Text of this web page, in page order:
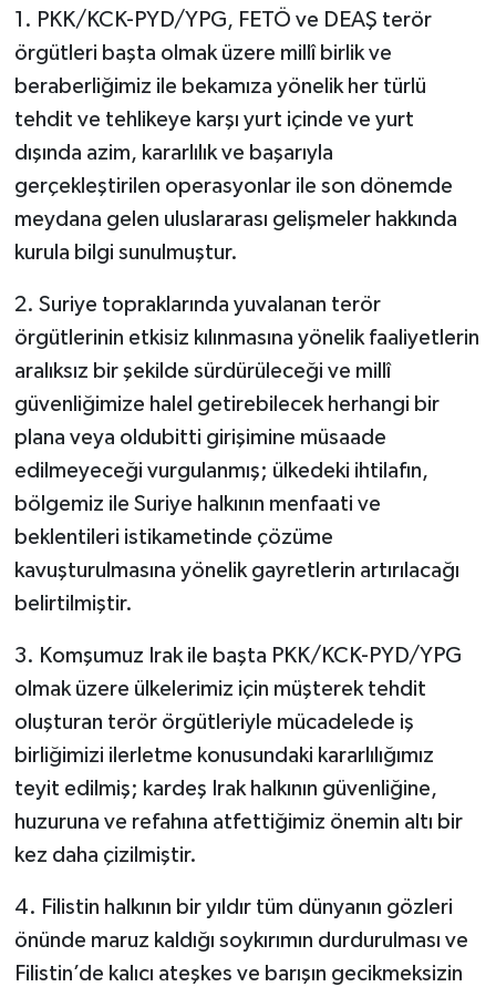
1. PKK/KCK-PYD/YPG, FETÖ ve DEAŞ terör
örgütleri başta olmak üzere millî birlik ve
beraberliğimiz ile bekamıza yönelik her türlü
tehdit ve tehlikeye karşı yurt içinde ve yurt
dışında azim, kararlılık ve başarıyla
gerçekleştirilen operasyonlar ile son dönemde
meydana gelen uluslararası gelişmeler hakkında
kurula bilgi sunulmuştur.
2. Suriye topraklarında yuvalanan terör
örgütlerinin etkisiz kılınmasına yönelik faaliyetlerin
aralıksız bir şekilde sürdürüleceği ve millî
güvenliğimize halel getirebilecek herhangi bir
plana veya oldubitti girişimine müsaade
edilmeyeceği vurgulanmış; ülkedeki ihtilafın,
bölgemiz ile Suriye halkının menfaati ve
beklentileri istikametinde çözüme
kavuşturulmasına yönelik gayretlerin artırılacağı
belirtilmiştir.
3. Komşumuz Irak ile başta PKK/KCK-PYD/YPG
olmak üzere ülkelerimiz için müşterek tehdit
oluşturan terör örgütleriyle mücadelede iş
birliğimizi ilerletme konusundaki kararlılığımız
teyit edilmiş; kardeş Irak halkının güvenliğine,
huzuruna ve refahına atfettiğimiz önemin altı bir
kez daha çizilmiştir.
4. Filistin halkının bir yıldır tüm dünyanın gözleri
önünde maruz kaldığı soykırımın durdurulması ve
Filistin’de kalıcı ateşkes ve barışın gecikmeksizin